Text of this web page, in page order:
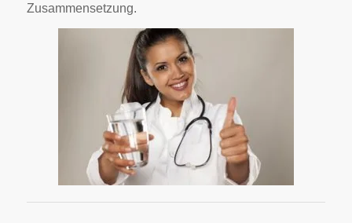
Zusammensetzung.